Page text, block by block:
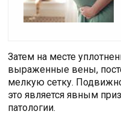
Затем на месте
выраженные вены,
мелкую сетку.
это является явным
патологии.